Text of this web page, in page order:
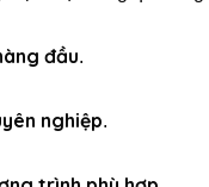
đầu.
nghiệp.